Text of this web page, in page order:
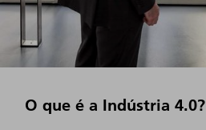
O que é a Indústria 4.0?